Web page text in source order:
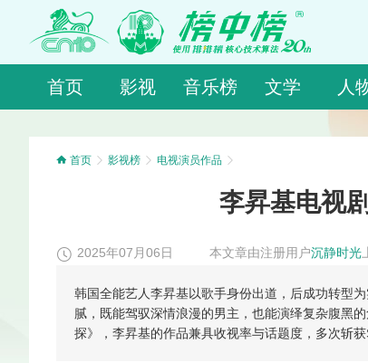
首页 影视 音乐榜 文学 人
首页 影视榜 电视演员作品
李昇基电视
2025年07月06日 本文章由注册用户沉静时光
韩国全能艺人李昇基以歌手身份出道，后成功转型
腻，既能驾驭深情浪漫的男主，也能演绎复杂腹黑
探》，李昇基的作品兼具收视率与话题度，多次斩